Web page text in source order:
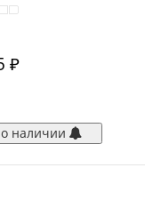
₽
наличии